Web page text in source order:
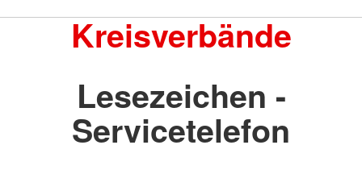
Kreisverbände
Lesezeichen -
Servicetelefon